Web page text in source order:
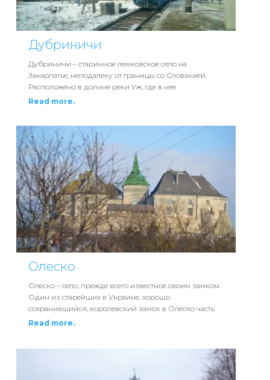
Дубриничи
Дубриничи – старинное лемковское село на
Закарпатье, неподалеку от границы со Словакией.
Расположено в долине реки Уж, где в нее
Read more.
Олеско
Олеско – село, прежде всего известное своим замком.
Один из старейших в Украине, хорошо
сохранившийся, королевский замок в Олеско часть
Read more.